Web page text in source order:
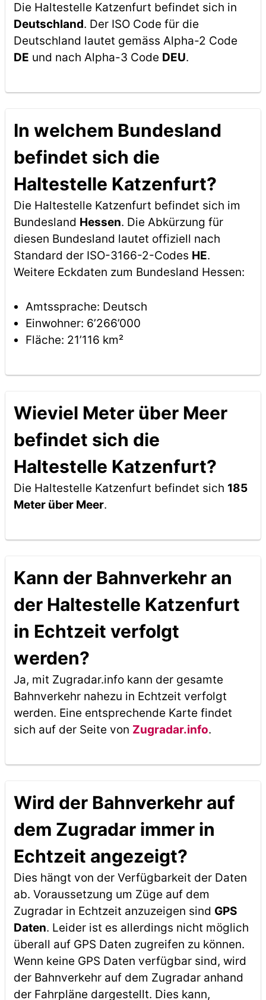
Die Haltestelle Katzenfurt befindet sich in
Deutschland. Der ISO Code für die
Deutschland lautet gemäss Alpha-2 Code
DE und nach Alpha-3 Code DEU.
In welchem Bundesland
befindet sich die
Haltestelle Katzenfurt?
Die Haltestelle Katzenfurt befindet sich im
Bundesland Hessen. Die Abkürzung für
diesen Bundesland lautet offiziell nach
Standard der ISO-3166-2-Codes HE.
Weitere Eckdaten zum Bundesland Hessen:
Amtssprache: Deutsch
Einwohner: 6’266’000
Fläche: 21’116 km²
Wieviel Meter über Meer
befindet sich die
Haltestelle Katzenfurt?
Die Haltestelle Katzenfurt befindet sich 185
Meter über Meer.
Kann der Bahnverkehr an
der Haltestelle Katzenfurt
in Echtzeit verfolgt
werden?
Ja, mit Zugradar.info kann der gesamte
Bahnverkehr nahezu in Echtzeit verfolgt
werden. Eine entsprechende Karte findet
sich auf der Seite von Zugradar.info.
Wird der Bahnverkehr auf
dem Zugradar immer in
Echtzeit angezeigt?
Dies hängt von der Verfügbarkeit der Daten
ab. Voraussetzung um Züge auf dem
Zugradar in Echtzeit anzuzeigen sind GPS
Daten. Leider ist es allerdings nicht möglich
überall auf GPS Daten zugreifen zu können.
Wenn keine GPS Daten verfügbar sind, wird
der Bahnverkehr auf dem Zugradar anhand
der Fahrpläne dargestellt. Dies kann,